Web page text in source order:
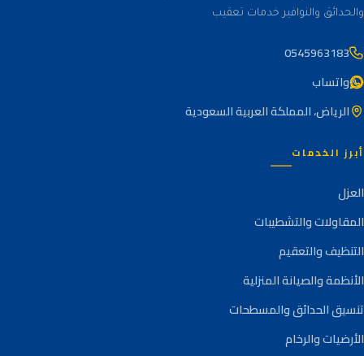
والحدائق والنوافير خدمات تعقيب
0545963183
واتساب
الرياض، المملكة العربية السعودية
أبرز الخدمات
العزل
المقاولات والتشطيبات
التنظيف والتعقيم
الأنظمة والصيانة المنزلية
تنسيق الحدائق والمسطحات
الأرضيات والرخام